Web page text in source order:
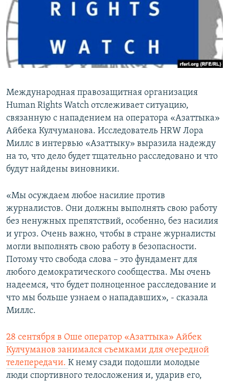
Международная правозащитная организация
Human Rights Watch отслеживает ситуацию,
связанную с нападением на оператора «Азаттыка»
Айбека Кулчуманова. Исследователь HRW Лора
Миллс в интервью «Азаттыку» выразила надежду
на то, что дело будет тщательно расследовано и что
будут найдены виновники.
«Мы осуждаем любое насилие против
журналистов. Они должны выполнять свою работу
без ненужных препятствий, особенно, без насилия
и угроз. Очень важно, чтобы в стране журналисты
могли выполнять свою работу в безопасности.
Потому что свобода слова – это фундамент для
любого демократического сообщества. Мы очень
надеемся, что будет полноценное расследование и
что мы больше узнаем о нападавших», - сказала
Миллс.
28 сентября в Оше оператор «Азаттыка» Айбек
Кулчуманов занимался съемками для очередной
телепередачи. К нему сзади подошли молодые
люди спортивного телосложения и, ударив его,